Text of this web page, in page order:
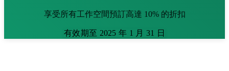
享受所有工作空間預訂高達 10% 的折扣
有效期至 2025 年 1 月 31 日